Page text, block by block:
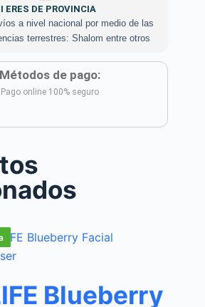
ERES DE PROVINCIA
a nivel nacional por medio de las
terrestres: Shalom entre otros
Métodos de pago:
Pago online 100% seguro
Blueberry